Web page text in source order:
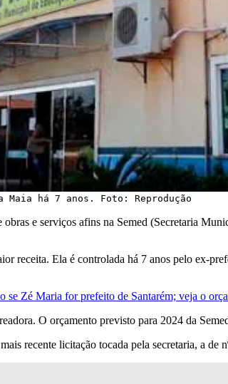
há 7 anos. Foto: Reprodução
e serviços afins na Semed (Secretaria
receita. Ela é controlada há 7 anos pelo ex-
se Zé Maria for prefeito de Santarém; veja o
O orçamento previsto para 2024 da
recente licitação tocada pela secretaria, a de